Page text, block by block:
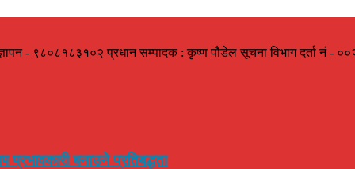
- ९८०८१८३१०२ प्रधान सम्पादक : कृष्ण पौडेल सूचना विभाग दर्ता नं -
बनाउने प्रतिबद्धता